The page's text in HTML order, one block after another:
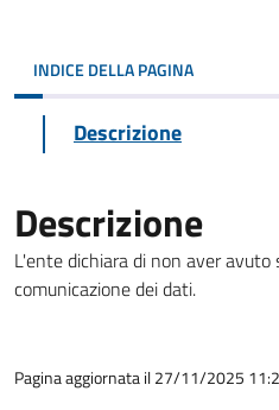
INDICE DELLA PAGINA
Descrizione
Descrizione
L'ente dichiara di non aver
comunicazione dei dati.
Pagina aggiornata il 27/11/2025